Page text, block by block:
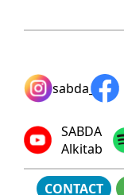
sabda_ylsa
SABDA
Alkitab
CONTACT